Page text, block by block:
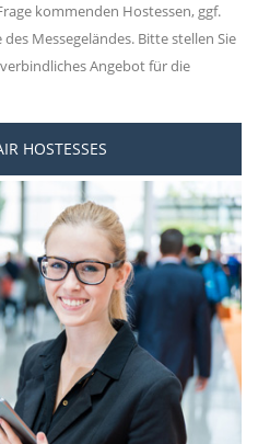
kommenden Hostessen, ggf.
Messegeländes. Bitte stellen Sie
Angebot für die
HOSTESSES